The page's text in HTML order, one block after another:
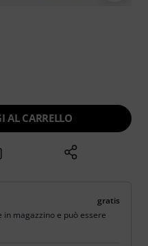
AL CARRELLO
gratis
magazzino e può essere